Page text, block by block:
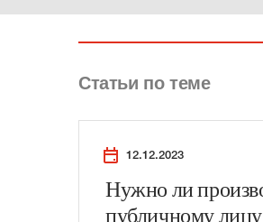
Статьи по теме
12.12.2023
Нужно ли
публичному